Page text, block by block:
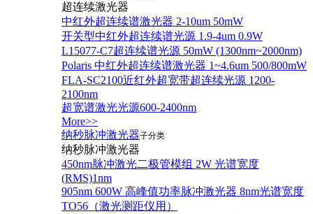
超连续激光器
中红外超连续谱激光器 2-10um 50mW
开关型中红外超连续谱光源 1.9-4um 0.9W
L15077-C7超连续谱光源 50mW (1300nm~2000nm)
Polaris 中红外超连续谱激光器 1~4.6um 500/800mW
FLA-SC2100近红外超宽带超连续光源 1200-
2100nm
超宽谱激光光源600-2400nm
More>>
纳秒脉冲激光器子分类
纳秒脉冲激光器
450nm脉冲激光二极管模组 2W 光谱宽度
(RMS)1nm
905nm 600W 高峰值功率脉冲激光器 8nm光谱宽度
TO56（激光测距仪用）